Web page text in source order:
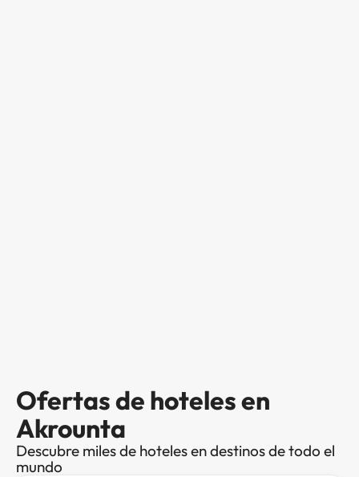
Ofertas de hoteles en
Akrounta
Descubre miles de hoteles en destinos de todo el
mundo